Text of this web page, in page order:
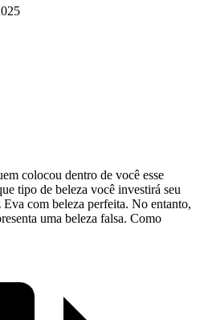
colocou dentro de você esse
tipo de beleza você investirá seu
com beleza perfeita. No entanto,
uma beleza falsa. Como